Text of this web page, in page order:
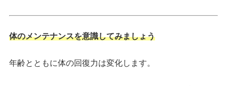
体のメンテナンスを意識してみましょう
年齢とともに体の回復力は変化します。